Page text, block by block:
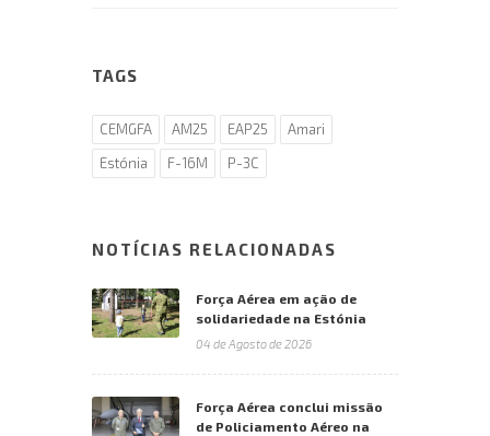
TAGS
CEMGFA AM25 EAP25
Amari
Estónia
F-16M P-3C
NOTÍCIAS RELACIONADAS
Força Aérea em ação de
solidariedade na Estónia
04 de Agosto de 2026
Força Aérea conclui missão
de Policiamento Aéreo na